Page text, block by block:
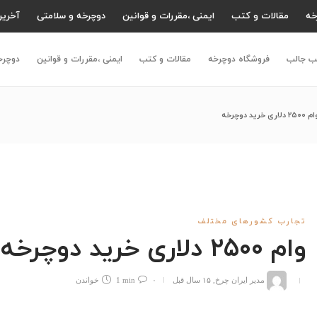
دوچرخه و سلامتی ایمنی ،مقررات و قوانین مقالات و کتب
ایمنی ،مقررات و قوانین مقالات و کتب فروشگاه دوچرخه جالب
دلاری خرید دوچرخه
تجارب کشورهای مختلف
وام ۲۵۰۰ دلاری خرید دوچرخه
مدیر ایران چرخ ۱۵ سال قبل ۰ 1 min خواندن